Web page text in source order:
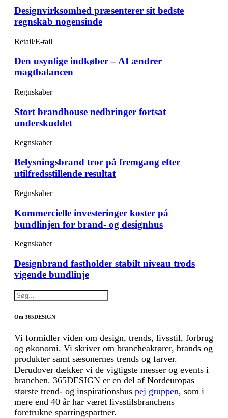
Designvirksomhed præsenterer sit bedste
regnskab nogensinde
Retail/E-tail
Den usynlige indkøber – AI ændrer
magtbalancen
Regnskaber
Stort brandhouse nedbringer fortsat
underskuddet
Regnskaber
Belysningsbrand tror på fremgang efter
utilfredsstillende resultat
Regnskaber
Kommercielle investeringer koster på
bundlinjen for brand- og designhus
Regnskaber
Designbrand fastholder stabilt niveau trods
vigende bundlinje
Om 365DESIGN
Vi formidler viden om design, trends, livsstil, forbrug
og økonomi. Vi skriver om brancheaktører, brands og
produkter samt sæsonernes trends og farver.
Derudover dækker vi de vigtigste messer og events i
branchen. 365DESIGN er en del af Nordeuropas
største trend- og inspirationshus pej gruppen, som i
mere end 40 år har været livsstilsbranchens
foretrukne sparringspartner.